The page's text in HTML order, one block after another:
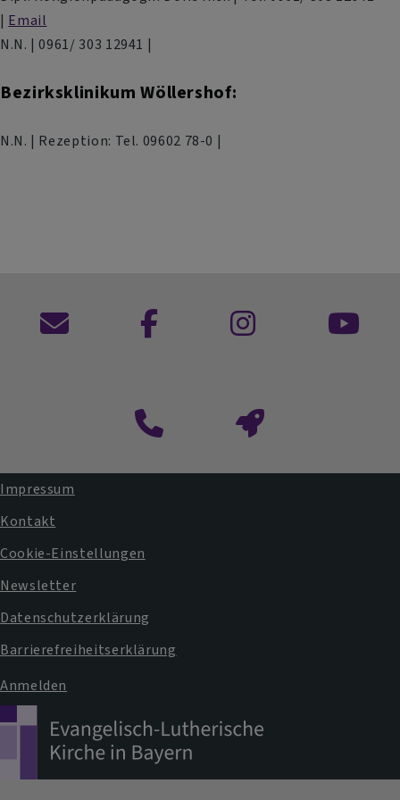
| Email
N.N. | 0961/ 303 12941 |
Bezirksklinikum Wöllershof:
N.N. | Rezeption: Tel. 09602 78-0 |
Kontaktformular
Fußbereichsmenü
Impressum
Kontakt
Cookie-Einstellungen
Newsletter
Datenschutzerklärung
Barrierefreiheitserklärung
Benutzermenü
Anmelden